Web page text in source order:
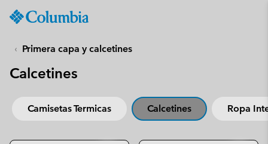
TO
CONTENT
SKIP
NAV
Primera capa y calcetines
Calcetines
Camisetas Termicas Calcetines Ropa